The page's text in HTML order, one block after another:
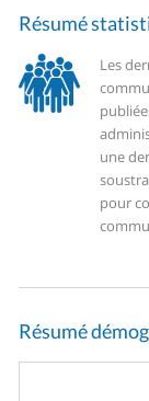
Résumé
Les
une
pour
Résumé